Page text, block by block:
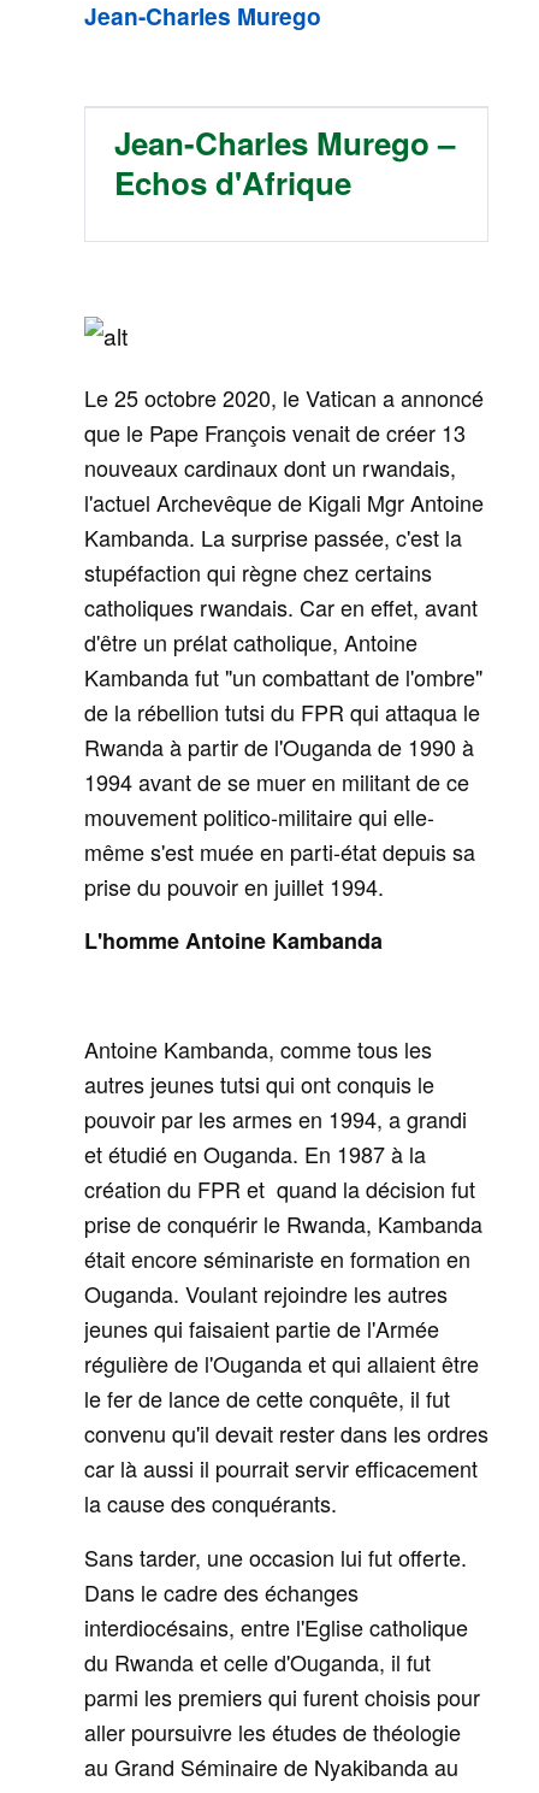
Jean-Charles Murego
Jean-Charles Murego –
Echos d'Afrique
Le 25 octobre 2020, le Vatican a annoncé
que le Pape François venait de créer 13
nouveaux cardinaux dont un rwandais,
l'actuel Archevêque de Kigali Mgr Antoine
Kambanda. La surprise passée, c'est la
stupéfaction qui règne chez certains
catholiques rwandais. Car en effet, avant
d'être un prélat catholique, Antoine
Kambanda fut "un combattant de l'ombre"
de la rébellion tutsi du FPR qui attaqua le
Rwanda à partir de l'Ouganda de 1990 à
1994 avant de se muer en militant de ce
mouvement politico-militaire qui elle-
même s'est muée en parti-état depuis sa
prise du pouvoir en juillet 1994.
L'homme Antoine Kambanda
Antoine Kambanda, comme tous les
autres jeunes tutsi qui ont conquis le
pouvoir par les armes en 1994, a grandi
et étudié en Ouganda. En 1987 à la
création du FPR et quand la décision fut
prise de conquérir le Rwanda, Kambanda
était encore séminariste en formation en
Ouganda. Voulant rejoindre les autres
jeunes qui faisaient partie de l'Armée
régulière de l'Ouganda et qui allaient être
le fer de lance de cette conquête, il fut
convenu qu'il devait rester dans les ordres
car là aussi il pourrait servir efficacement
la cause des conquérants.
Sans tarder, une occasion lui fut offerte.
Dans le cadre des échanges
interdiocésains, entre l'Eglise catholique
du Rwanda et celle d'Ouganda, il fut
parmi les premiers qui furent choisis pour
aller poursuivre les études de théologie
au Grand Séminaire de Nyakibanda au